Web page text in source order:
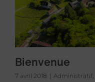
Bienvenue
7 avril 2018 | Administratif,